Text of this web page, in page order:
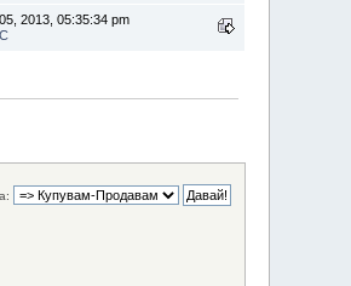
2013, 05:35:34 pm